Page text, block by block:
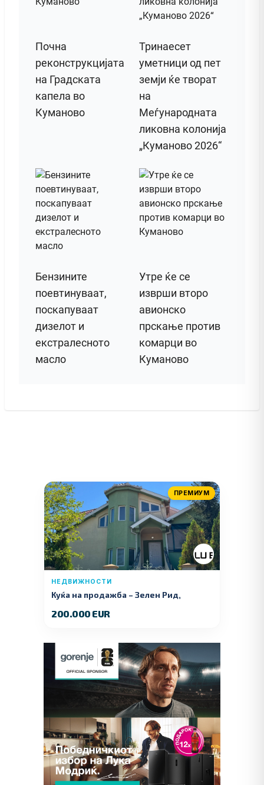
Почна
реконструкцијата
на Градската
капела во
Куманово
Тринаесет
уметници од пет
земји ќе творат
на
Меѓународната
ликовна колонија
„Куманово 2026“
Бензините
поевтинуваат,
поскапуваат
дизелот и
екстралесното
масло
Утре ќе се
изврши второ
авионско
прскање против
комарци во
Куманово
ПРЕМИУМ
НЕДВИЖНОСТИ
Куќа на продажба – Зелeн Рид,
200.000 EUR